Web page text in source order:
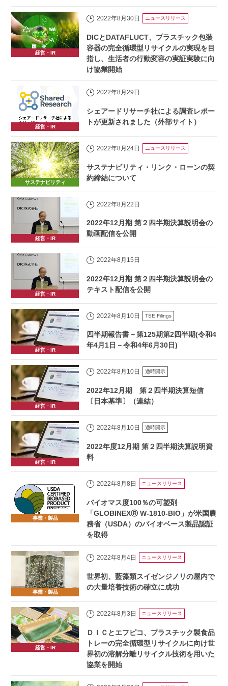
経営・IR
2022年8月30日 ニュースリリース
DICとDATAFLUCT、プラスチック包装
容器の完全循環型リサイクルの実現を目
指し、生活者の行動変容の実証実験に向
け協業開始
経営・IR
2022年8月29日
シェアードリサーチ社による調査レポー
トが更新されました（外部サイト）
サステナビリティ
2022年8月24日 ニュースリリース
サステナビリティ・リンク・ローンの契
約締結について
経営・IR
2022年8月22日
2022年12月期 第２四半期決算説明会の
動画配信を公開
経営・IR
2022年8月15日
2022年12月期 第２四半期決算説明会の
テキスト配信を公開
経営・IR
2022年8月10日 TSE Filings
四半期報告書－第125期第2四半期(令和4
年4月1日－令和4年6月30日)
経営・IR
2022年8月10日 適時開示
2022年12月期 第２四半期決算短信
〔日本基準〕（連結）
経営・IR
2022年8月10日 適時開示
2022年度12月期 第２四半期決算説明資
料
事業・製品
2022年8月8日 ニュースリリース
バイオマス度100％の可塑剤
「GLOBINEXⓇ W-1810-BIO」が米国農
務省（USDA）のバイオベース製品認証
を取得
事業・製品
2022年8月4日 ニュースリリース
世界初、藍藻類スイゼンジノリの屋内で
の大量培養技術の確立に成功
経営・IR
2022年8月3日 ニュースリリース
ＤＩＣとエフピコ、プラスチック製食品
トレーの完全循環型リサイクルに向け世
界初の溶解分離リサイクル技術を用いた
協業を開始